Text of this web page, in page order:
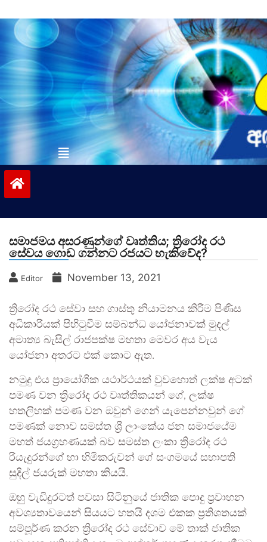
to
contentvinivida.lk
සමාජමය අසරණුන්ගේ වෘත්තිය; ත්‍රිරෝද රථ
සේවය ගොඩ ගන්නට රජයට හැකිවේද?
Editor November 13, 2021
ත්‍රිරෝද රථ සේවා සහ ගාස්තු නියාමනය කිරීම පිණිස
අධිකාරියක් පිහිටුවීම සම්බන්ධ යෝජනාවක් මුදල්
අමාත්‍ය බැසිල් රාජපක්ෂ මහතා මෙවර අය වැය
යෝජනා අතරට එක් කොට ඇත.
නමුදු එය ප්‍රායෝගික යථාර්ථයක් වුවහොත් ලක්ෂ අටක්
පමණ වන ත්‍රිරෝද රථ වෘත්තිකයන් ගේ, ලක්ෂ
හතලිහක් පමණ වන ඔවුන් ගෙන් යැපෙන්නවුන් ගේ
පමණක් නොව සමස්ත ශ්‍රී ලාංකේය ජන සමාජයේම
මහත් ජයග්‍රහණයක් බව සමස්ත ලංකා ත්‍රිරෝද රථ
රියැදුරන්ගේ හා හිමිකරුවන් ගේ සංගමයේ සභාපති
සුදිල් ජයරුක් මහතා කියයි.
ඔහු වැඩිදුරටත් පවසා සිටිනුයේ ජාතික පොදු ප්‍රවාහන
අවශ්‍යතාවයෙන් සියයට හතයි දශම එකක ප්‍රතිශතයක්
සම්පූර්ණ කරන ත්‍රිරෝද රථ සේවාව මේ තාක් ජාතික